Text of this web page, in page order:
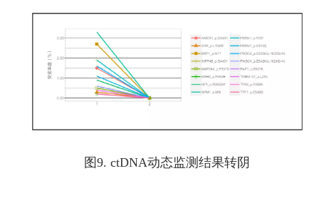
图9. ctDNA动态监测结果转阴